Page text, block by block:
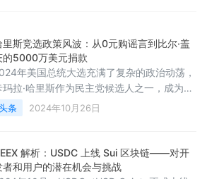
里斯竞选政策风波：从0元购谣言到比尔·盖
的5000万美元捐款
年美国总统大选充满了复杂的政治动荡，
玛拉·哈里斯作为民主党候选人之一，成为了
多话题的焦点。从“0元购”谣言到比尔·盖茨
赠5000万美元支持她的竞选活动，各类传闻
。本文旨在全面剖析这些现象的来源，澄清
言，并深入探讨哈里斯的政策对美国未来经
条 2024年10月26日
解析：USDC 上线 Sui 区块链——对开
者和用户的潜在机会与挑战